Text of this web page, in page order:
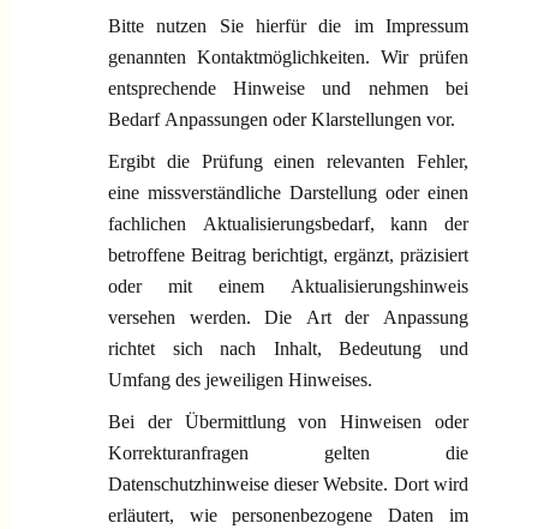
Bitte nutzen Sie hierfür die im Impressum
genannten Kontaktmöglichkeiten. Wir prüfen
entsprechende Hinweise und nehmen bei
Bedarf Anpassungen oder Klarstellungen vor.
Ergibt die Prüfung einen relevanten Fehler,
eine missverständliche Darstellung oder einen
fachlichen Aktualisierungsbedarf, kann der
betroffene Beitrag berichtigt, ergänzt, präzisiert
oder mit einem Aktualisierungshinweis
versehen werden. Die Art der Anpassung
richtet sich nach Inhalt, Bedeutung und
Umfang des jeweiligen Hinweises.
Bei der Übermittlung von Hinweisen oder
Korrekturanfragen gelten die
Datenschutzhinweise dieser Website. Dort wird
erläutert, wie personenbezogene Daten im